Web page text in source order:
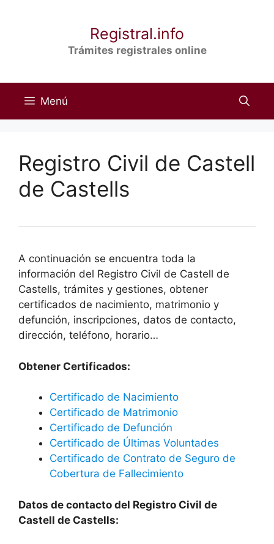
Registral.info
Trámites registrales online
Menú
Registro Civil de Castell
de Castells
A continuación se encuentra toda la
información del Registro Civil de Castell de
Castells, trámites y gestiones, obtener
certificados de nacimiento, matrimonio y
defunción, inscripciones, datos de contacto,
dirección, teléfono, horario…
Obtener Certificados:
Certificado de Nacimiento
Certificado de Matrimonio
Certificado de Defunción
Certificado de Últimas Voluntades
Certificado de Contrato de Seguro de
Cobertura de Fallecimiento
Datos de contacto del Registro Civil de
Castell de Castells: